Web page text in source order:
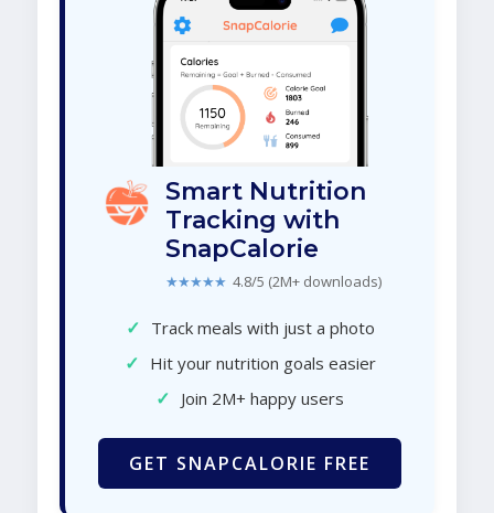
Smart Nutrition
Tracking with
SnapCalorie
★★★★★ 4.8/5 (2M+ downloads)
✓ Track meals with just a photo
✓ Hit your nutrition goals easier
✓ Join 2M+ happy users
GET SNAPCALORIE FREE